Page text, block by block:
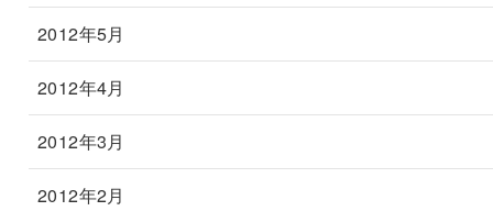
2012年5月
2012年4月
2012年3月
2012年2月